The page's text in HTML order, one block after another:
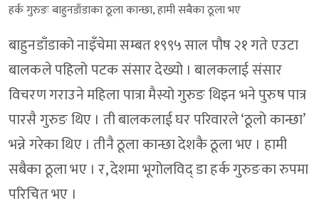
हर्क गुरुङः बाहुनडाँडाका ठूला कान्छा, हामी सबैका ठूला भए
बाहुनडाँडाको नाइँचेमा सम्बत १९९५ साल पौष २१ गते एउटा
बालकले पहिलो पटक संसार देख्यो । बालकलाई संसार
विचरण गराउने महिला पात्रा मैस्यो गुरुङ थिइन भने पुरुष पात्र
पारसै गुरुङ थिए । ती बालकलाई घर परिवारले ‘ठूलो कान्छा’
भन्ने गरेका थिए । तीनै ठूला कान्छा देशकै ठूला भए । हामी
सबैका ठूला भए । र, देशमा भूगोलविद् डा हर्क गुरुङका रुपमा
परिचित भए ।